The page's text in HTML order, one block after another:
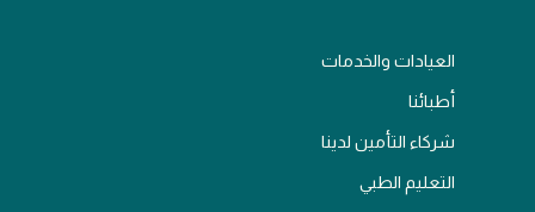
العيادات والخدمات
أطبائنا
شركاء التأمين لدينا
التعليم الطبي